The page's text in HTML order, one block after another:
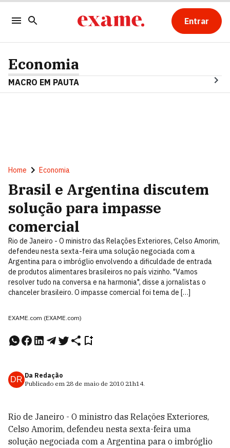
Entrar
Economia
MACRO EM PAUTA
Home Economia
Brasil e Argentina discutem
solução para impasse
comercial
Rio de Janeiro - O ministro das Relações Exteriores, Celso Amorim,
defendeu nesta sexta-feira uma solução negociada com a
Argentina para o imbróglio envolvendo a dificuldade de entrada
de produtos alimentares brasileiros no país vizinho. "Vamos
resolver tudo na conversa e na harmonia", disse a jornalistas o
chanceler brasileiro. O impasse comercial foi tema de […]
EXAME.com (EXAME.com)
DR Da Redação
Publicado em 28 de maio de 2010 21h14.
Rio de Janeiro - O ministro das Relações Exteriores,
Celso Amorim, defendeu nesta sexta-feira uma
solução negociada com a Argentina para o imbróglio